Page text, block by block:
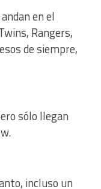
en el
Rangers,
de siempre,
sólo llegan
incluso un